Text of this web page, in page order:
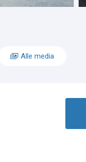
Alle media